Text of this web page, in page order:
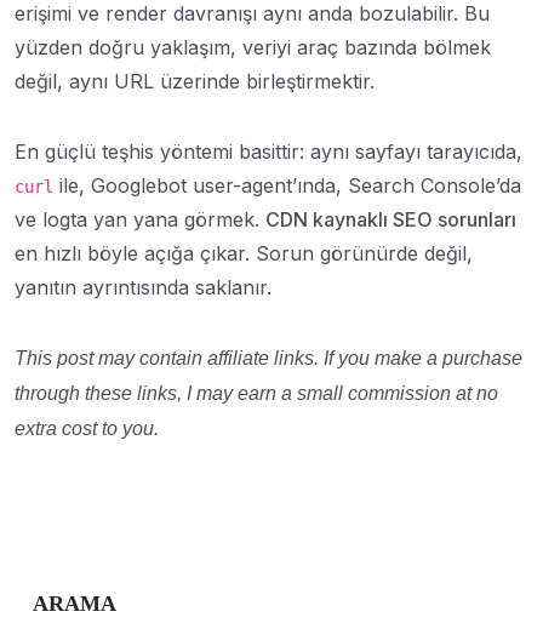
erişimi ve render davranışı aynı anda bozulabilir. Bu
yüzden doğru yaklaşım, veriyi araç bazında bölmek
değil, aynı URL üzerinde birleştirmektir.
En güçlü teşhis yöntemi basittir: aynı sayfayı tarayıcıda,
curl ile, Googlebot user-agent’ında, Search Console’da
ve logta yan yana görmek. CDN kaynaklı SEO sorunları
en hızlı böyle açığa çıkar. Sorun görünürde değil,
yanıtın ayrıntısında saklanır.
This post may contain affiliate links. If you make a purchase
through these links, I may earn a small commission at no
extra cost to you.
ARAMA